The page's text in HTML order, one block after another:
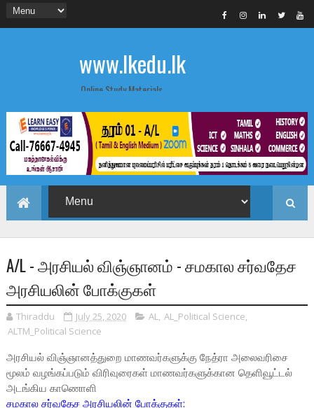
www.lkedu.lk
Online Study Materials
A/L - அரசியல் விஞ்ஞானம் - சமகால சர்வதேச
அரசியலின் போக்குகள்
Thiraddu July 25, 2020 AL, AL_Political Science,
ALTM_Political Science
அரசியல் விஞ்ஞானத்துறை மாணவர்களுக்கு நேத்ரா அலைவரிசை
மூலம் வழங்கப்படும் விரிவுரைகள் மாணவர்களுக்கான தெளிவூட்டல்
அடங்கிய காணொளி
சமகால சர்வதேச அரசியலின் போக்குகள்: